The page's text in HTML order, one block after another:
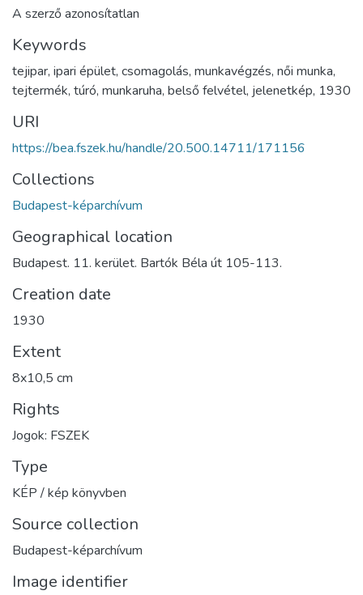
A szerző azonosítatlan
Keywords
tejipar, ipari épület, csomagolás, munkavégzés, női munka,
tejtermék, túró, munkaruha, belső felvétel, jelenetkép, 1930
URI
https://bea.fszek.hu/handle/20.500.14711/171156
Collections
Budapest-képarchívum
Geographical location
Budapest. 11. kerület. Bartók Béla út 105-113.
Creation date
1930
Extent
8x10,5 cm
Rights
Jogok: FSZEK
Type
KÉP / kép könyvben
Source collection
Budapest-képarchívum
Image identifier